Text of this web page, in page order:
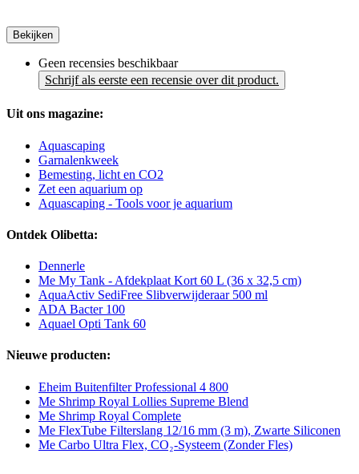
Bekijken
Geen recensies beschikbaar
Schrijf als eerste een recensie over dit product.
Uit ons magazine:
Aquascaping
Garnalenkweek
Bemesting, licht en CO2
Zet een aquarium op
Aquascaping - Tools voor je aquarium
Ontdek Olibetta:
Dennerle
Me My Tank - Afdekplaat Kort 60 L (36 x 32,5 cm)
AquaActiv SediFree Slibverwijderaar 500 ml
ADA Bacter 100
Aquael Opti Tank 60
Nieuwe producten:
Eheim Buitenfilter Professional 4 800
Me Shrimp Royal Lollies Supreme Blend
Me Shrimp Royal Complete
Me FlexTube Filterslang 12/16 mm (3 m), Zwarte Siliconen
Me Carbo Ultra Flex, CO₂-Systeem (Zonder Fles)